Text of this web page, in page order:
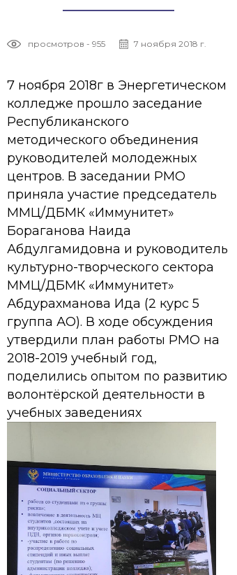
просмотров - 955 7 ноября 2018 г.
7 ноября 2018г в Энергетическом
колледже прошло заседание
Республиканского
методического объединения
руководителей молодежных
центров. В заседании РМО
приняла участие председатель
ММЦ/ДБМК «Иммунитет»
Бораганова Наида
Абдулгамидовна и руководитель
культурно-творческого сектора
ММЦ/ДБМК «Иммунитет»
Абдурахманова Ида (2 курс 5
группа АО). В ходе обсуждения
утвердили план работы РМО на
2018-2019 учебный год,
поделились опытом по развитию
волонтёрской деятельности в
учебных заведениях